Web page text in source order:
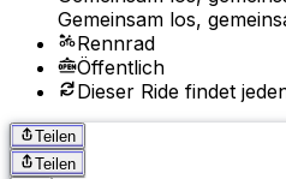
Gemeinsam los,
Rennrad
Öffentlich
Dieser Ride findet
Teilen
Teilen